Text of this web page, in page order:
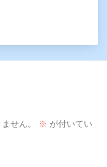
せん。 ※ が付いてい